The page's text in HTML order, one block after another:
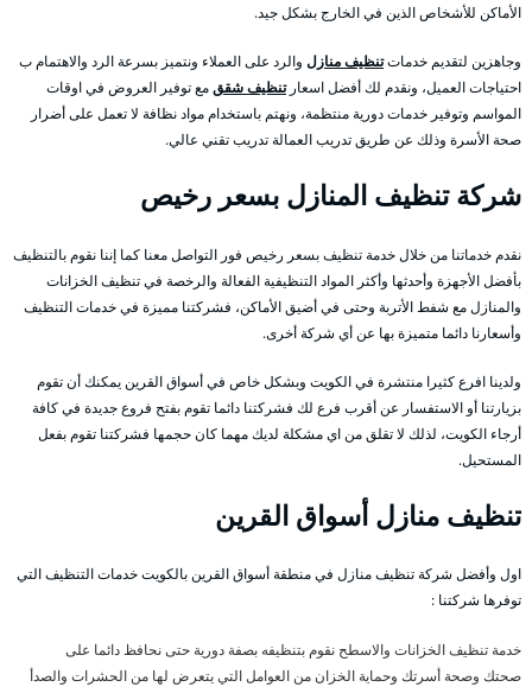
الأماكن للأشخاص الذين في الخارج بشكل جيد.
وجاهزين لتقديم خدماتتنظيف منازل والرد على العملاء ونتميز بسرعة الرد والاهتمام ب
احتياجات العميل، ونقدم لك أفضل اسعارتنظيف شققمع توفير العروض في اوقات
المواسم وتوفير خدمات دورية منتظمة، ونهتم باستخدام مواد نظافة لا تعمل على أضرار
صحة الأسرة وذلك عن طريق تدريب العمالة تدريب تقني عالي.
شركة تنظيف المنازل بسعر رخيص
نقدم خدماتنا من خلال خدمة تنظيف بسعر رخيص فور التواصل معنا كما إننا نقوم بالتنظيف
بأفضل الأجهزة وأحدثها وأكثر المواد التنظيفية الفعالة والرخصة في تنظيف الخزانات
والمنازل مع شفط الأتربة وحتى في أضيق الأماكن، فشركتنا مميزة في خدمات التنظيف
وأسعارنا دائما متميزة بها عن أي شركة أخرى.
ولدينا افرع كثيرا منتشرة في الكويت وبشكل خاص في أسواق القرين يمكنك أن تقوم
بزيارتنا أو الاستفسار عن أقرب فرع لك فشركتنا دائما تقوم بفتح فروع جديدة في كافة
أرجاء الكويت، لذلك لا تقلق من اي مشكلة لديك مهما كان حجمها فشركتنا تقوم بفعل
المستحيل.
تنظيف منازل أسواق القرين
اول وأفضل شركة تنظيف منازل في منطقة أسواق القرين بالكويت خدمات التنظيف التي
توفرها شركتنا :
خدمة تنظيف الخزانات والاسطح نقوم بتنظيفه بصفة دورية حتى نحافظ دائما على
صحتك وصحة أسرتك وحماية الخزان من العوامل التي يتعرض لها من الحشرات والصدأ